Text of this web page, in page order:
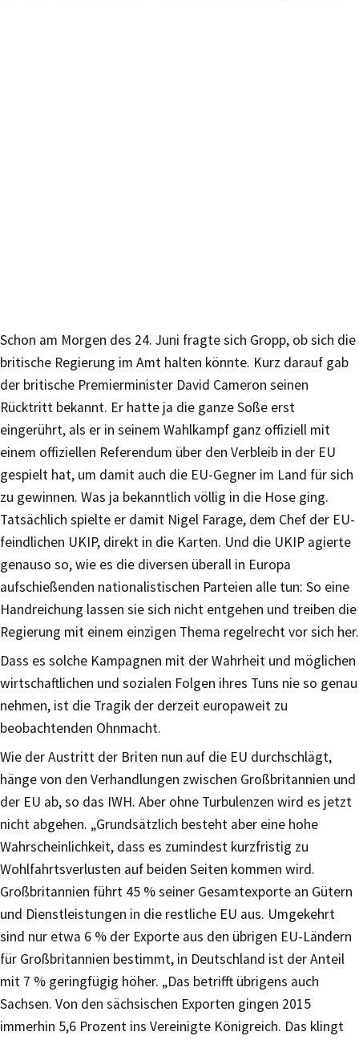
Schon am Morgen des 24. Juni fragte sich Gropp, ob sich die
britische Regierung im Amt halten könnte. Kurz darauf gab
der britische Premierminister David Cameron seinen
Rücktritt bekannt. Er hatte ja die ganze Soße erst
eingerührt, als er in seinem Wahlkampf ganz offiziell mit
einem offiziellen Referendum über den Verbleib in der EU
gespielt hat, um damit auch die EU-Gegner im Land für sich
zu gewinnen. Was ja bekanntlich völlig in die Hose ging.
Tatsächlich spielte er damit Nigel Farage, dem Chef der EU-
feindlichen UKIP, direkt in die Karten. Und die UKIP agierte
genauso so, wie es die diversen überall in Europa
aufschießenden nationalistischen Parteien alle tun: So eine
Handreichung lassen sie sich nicht entgehen und treiben die
Regierung mit einem einzigen Thema regelrecht vor sich her.
Dass es solche Kampagnen mit der Wahrheit und möglichen
wirtschaftlichen und sozialen Folgen ihres Tuns nie so genau
nehmen, ist die Tragik der derzeit europaweit zu
beobachtenden Ohnmacht.
Wie der Austritt der Briten nun auf die EU durchschlägt,
hänge von den Verhandlungen zwischen Großbritannien und
der EU ab, so das IWH. Aber ohne Turbulenzen wird es jetzt
nicht abgehen. „Grundsätzlich besteht aber eine hohe
Wahrscheinlichkeit, dass es zumindest kurzfristig zu
Wohlfahrtsverlusten auf beiden Seiten kommen wird.
Großbritannien führt 45 % seiner Gesamtexporte an Gütern
und Dienstleistungen in die restliche EU aus. Umgekehrt
sind nur etwa 6 % der Exporte aus den übrigen EU-Ländern
für Großbritannien bestimmt, in Deutschland ist der Anteil
mit 7 % geringfügig höher. „Das betrifft übrigens auch
Sachsen. Von den sächsischen Exporten gingen 2015
immerhin 5,6 Prozent ins Vereinigte Königreich. Das klingt